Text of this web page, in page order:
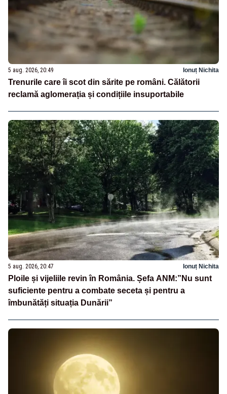
5 aug. 2026, 20:49 Ionuț Nichita
Trenurile care îi scot din sărite pe români. Călătorii
reclamă aglomerația și condițiile insuportabile
5 aug. 2026, 20:47 Ionuț Nichita
Ploile și vijeliile revin în România. Șefa ANM:”Nu sunt
suficiente pentru a combate seceta și pentru a
îmbunătăți situația Dunării”